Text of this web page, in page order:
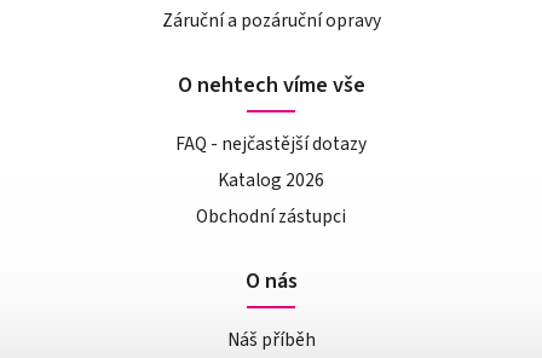
Záruční a pozáruční opravy
O nehtech víme vše
FAQ - nejčastější dotazy
Katalog 2026
Obchodní zástupci
O nás
Náš příběh